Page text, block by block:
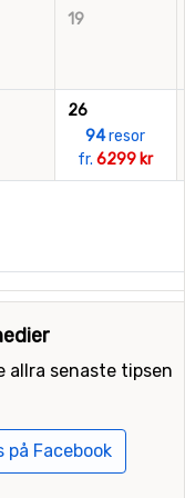
19
26
94resor
fr.6299 kr
allra senaste tipsen
på Facebook